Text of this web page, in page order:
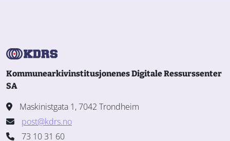
Kommunearkivinstitusjonenes Digitale Ressurssenter
SA
Maskinistgata 1, 7042 Trondheim
post@kdrs.no
73 10 31 60